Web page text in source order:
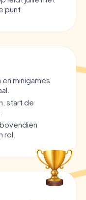
punt.
minigames
start de
rol.